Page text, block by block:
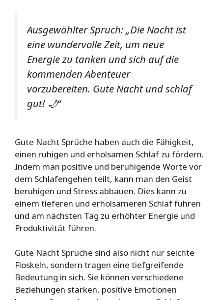
Ausgewählter Spruch: „Die Nacht ist
eine wundervolle Zeit, um neue
Energie zu tanken und sich auf die
kommenden Abenteuer
vorzubereiten. Gute Nacht und schlaf
gut! 🌙“
Gute Nacht Sprüche haben auch die Fähigkeit,
einen ruhigen und erholsamen Schlaf zu fördern.
Indem man positive und beruhigende Worte vor
dem Schlafengehen teilt, kann man den Geist
beruhigen und Stress abbauen. Dies kann zu
einem tieferen und erholsameren Schlaf führen
und am nächsten Tag zu erhöhter Energie und
Produktivität führen.
Gute Nacht Sprüche sind also nicht nur seichte
Floskeln, sondern tragen eine tiefgreifende
Bedeutung in sich. Sie können verschiedene
Beziehungen stärken, positive Emotionen